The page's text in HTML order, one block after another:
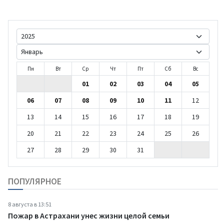
Пн Вт Ср Чт Пт Сб Вс
01 02 03 04
05
06
07 08 09 10 11
12
13
14 15 16 17 18
19
20
21 22 23 24 25
26
27
28 29 30 31
ПОПУЛЯРНОЕ
8 августа в 13:51
Пожар в Астрахани унес жизни целой семьи